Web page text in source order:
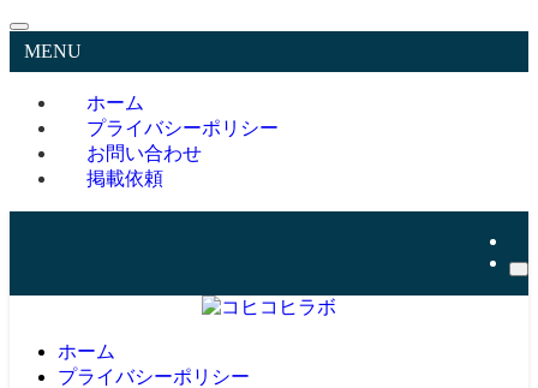
MENU
ホーム
プライバシーポリシー
お問い合わせ
掲載依頼
ホーム
プライバシーポリシー